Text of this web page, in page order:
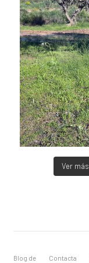
Ver más
Blog de Contacta